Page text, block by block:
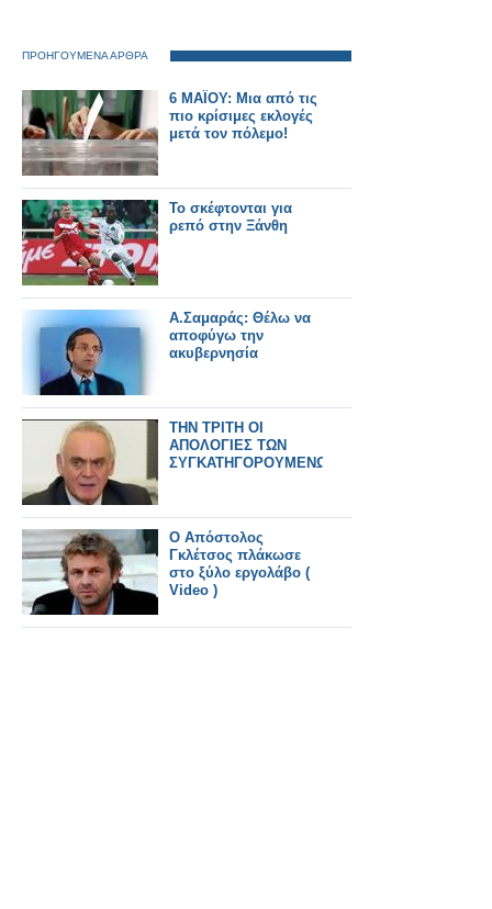
ΠΡΟΗΓΟΥΜΕΝΑ ΑΡΘΡΑ
6 MAΪΟΥ: Μια από τις
πιο κρίσιμες εκλογές
μετά τον πόλεμο!
Το σκέφτονται για
ρεπό στην Ξάνθη
Α.Σαμαράς: Θέλω να
αποφύγω την
ακυβερνησία
ΤΗΝ ΤΡΙΤΗ ΟΙ
ΑΠΟΛΟΓΙΕΣ ΤΩΝ
ΣΥΓΚΑΤΗΓΟΡΟΥΜΕΝΩΝ
Ο Απόστολος
Γκλέτσος πλάκωσε
στο ξύλο εργολάβο (
Video )